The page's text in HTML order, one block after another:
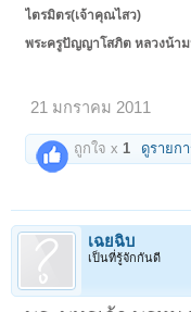
ไตรมิตร(เจ้าคุณไสว)
พระครูปัญญาโสภิต หลวงน้า
21 มกราคม 2011
ถูกใจ x 1 ดูรายก
เฉยฉิบ
เป็นที่รู้จักกันดี